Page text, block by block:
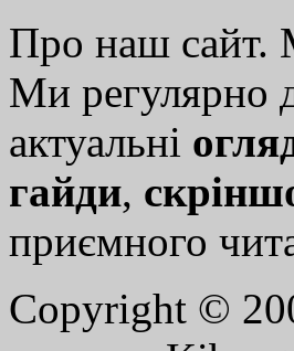
Про наш
Ми регулярно
актуальні
гайди,
приємного
Copyright ©